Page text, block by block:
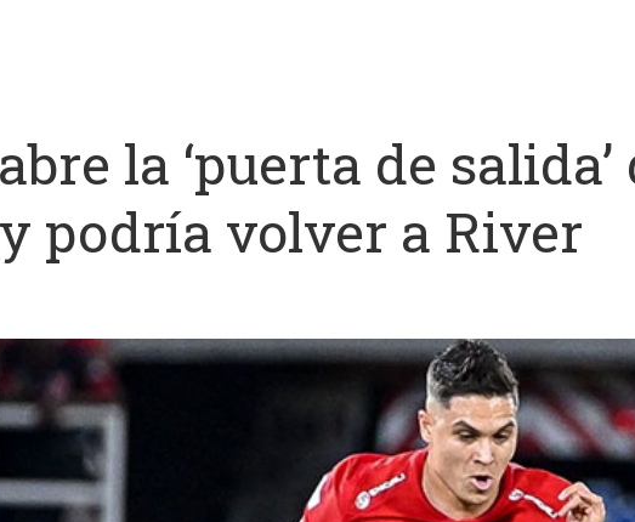
la ‘puerta de salida’
podría volver a River